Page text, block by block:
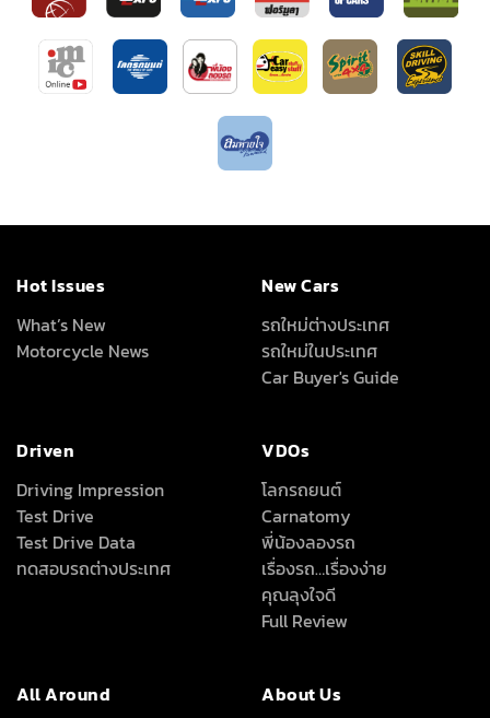
Hot Issues
What’s New
Motorcycle News
New Cars
รถใหม่ต่างประเทศ
รถใหม่ในประเทศ
Car Buyer's Guide
Driven
Driving Impression
Test Drive
Test Drive Data
ทดสอบรถต่างประเทศ
VDOs
โลกรถยนต์
Carnatomy
พี่น้องลองรถ
เรื่องรถ…เรื่องง่าย
คุณลุงใจดี
Full Review
All Around
About Us